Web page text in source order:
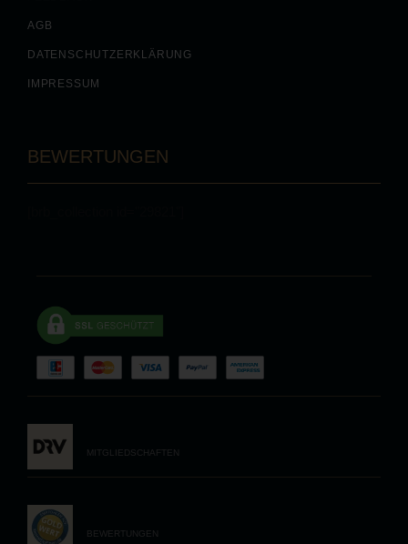
AGB
DATENSCHUTZERKLÄRUNG
IMPRESSUM
BEWERTUNGEN
MITGLIEDSCHAFTEN
BEWERTUNGEN